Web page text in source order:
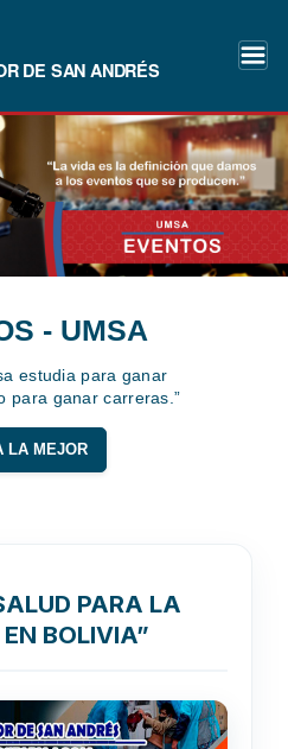
DE SAN ANDRÉS
- UMSA
estudia para ganar
para ganar carreras.”
LA MEJOR
PARA LA
BOLIVIA”